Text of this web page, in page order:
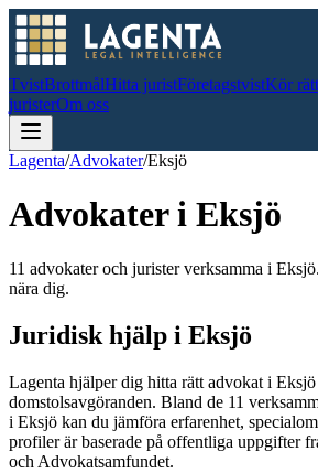
TvistBrottmålHitta juristFöretagstvistKör
juristerOm oss
Lagenta/Advokater/Eksjö
Advokater i Eksjö
11 advokater och jurister verksamma i
nära dig.
Juridisk hjälp i Eksjö
Lagenta hjälper dig hitta rätt advokat i Eksjö
domstolsavgöranden. Bland de 11
i Eksjö kan du jämföra erfarenhet,
profiler är baserade på offentliga uppgifter
och Advokatsamfundet.